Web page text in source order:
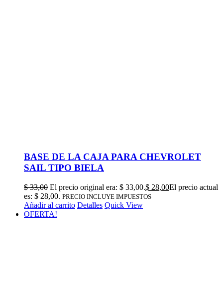
BASE DE LA CAJA PARA CHEVROLET
SAIL TIPO BIELA
$33,00 El precio original era: $ 33,00.$ 28,00El precio actual
es: $ 28,00. PRECIO INCLUYE IMPUESTOS
Añadir al carrito Detalles Quick View
OFERTA!